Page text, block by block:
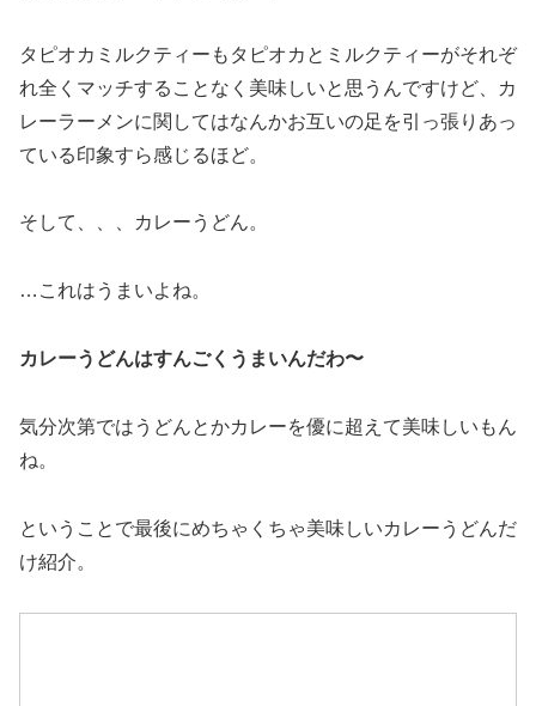
タピオカミルクティーもタピオカとミルクティーがそれぞ
れ全くマッチすることなく美味しいと思うんですけど、カ
レーラーメンに関してはなんかお互いの足を引っ張りあっ
ている印象すら感じるほど。
そして、、、カレーうどん。
…これはうまいよね。
カレーうどんはすんごくうまいんだわ〜
気分次第ではうどんとかカレーを優に超えて美味しいもん
ね。
ということで最後にめちゃくちゃ美味しいカレーうどんだ
け紹介。